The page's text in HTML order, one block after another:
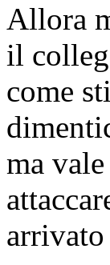
Allora
il
come
ma